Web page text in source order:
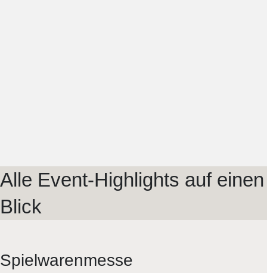
Alle Event-Highlights auf einen
Blick
Spielwarenmesse